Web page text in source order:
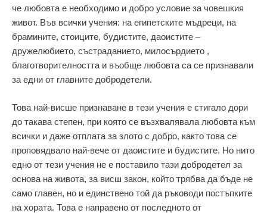
че любовта е необходимо и добро условие за човешкия
живот. Във всички учения: на египетските мъдреци, на
брамините, стоиците, будистите, даоистите –
дружелюбието, състраданието, милосърдието ,
благотворителността и въобще любовта са се признавали
за едни от главните добродетели.
Това най-висше признаване в тези учения е стигало дори
до такава степен, при която се възхвалявала любовта към
всички и даже отплата за злото с добро, както това се
проповядвало най-вече от даоистите и будистите. Но нито
едно от тези учения не е поставило тази добродетел за
основа на живота, за висш закон, който трябва да бъде не
само главен, но и единствено той да ръководи постъпките
на хората. Това е направено от последното от